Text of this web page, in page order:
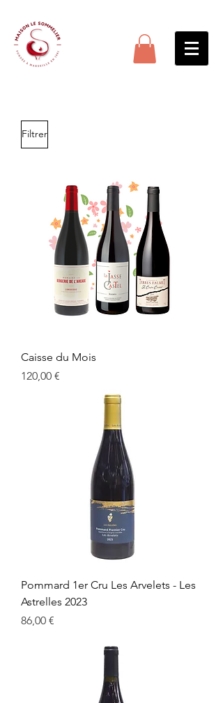
Filtrer
Caisse du Mois
Prix
120,00 €
Pommard 1er Cru Les Arvelets - Les
Astrelles 2023
Prix
86,00 €